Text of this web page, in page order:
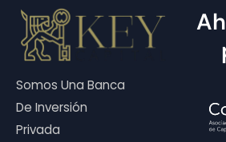
Somos Una Banca
De Inversión
Privada